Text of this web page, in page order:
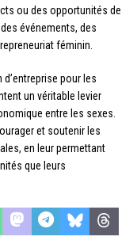
ou des opportunités de
événements, des
féminin.
pour les
un véritable levier
entre les sexes.
et soutenir les
en leur permettant
que leurs